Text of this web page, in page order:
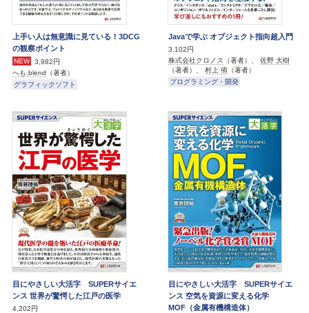
上手い人は無意識に見ている！3DCG
の観察ポイント
NEW
3,982円
へも.blend （著者）
グラフィックソフト
Javaで学ぶ オブジェクト指向超入門
3,102円
株式会社クロノス
（著者）、 佐野 大樹
（著者）、 村上 侑 （著者）
プログラミング・開発
目にやさしい大活字 SUPERサイエ
ンス 世界が驚愕した江戸の医学
4,202円
目にやさしい大活字 SUPERサイエ
ンス 空気を資源に変える化学
MOF（金属有機構造体）